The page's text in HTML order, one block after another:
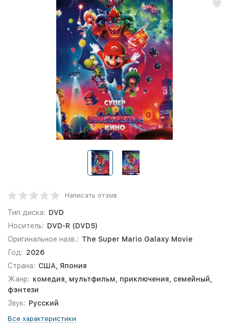
Написать отзыв
Тип диска: DVD
Носитель: DVD-R (DVD5)
Оригинальное назв.: The Super Mario Galaxy Movie
Год: 2026
Страна: США, Япония
Жанр: комедия, мультфильм, приключения, семейный,
фэнтези
Звук: Русский
Все характеристики